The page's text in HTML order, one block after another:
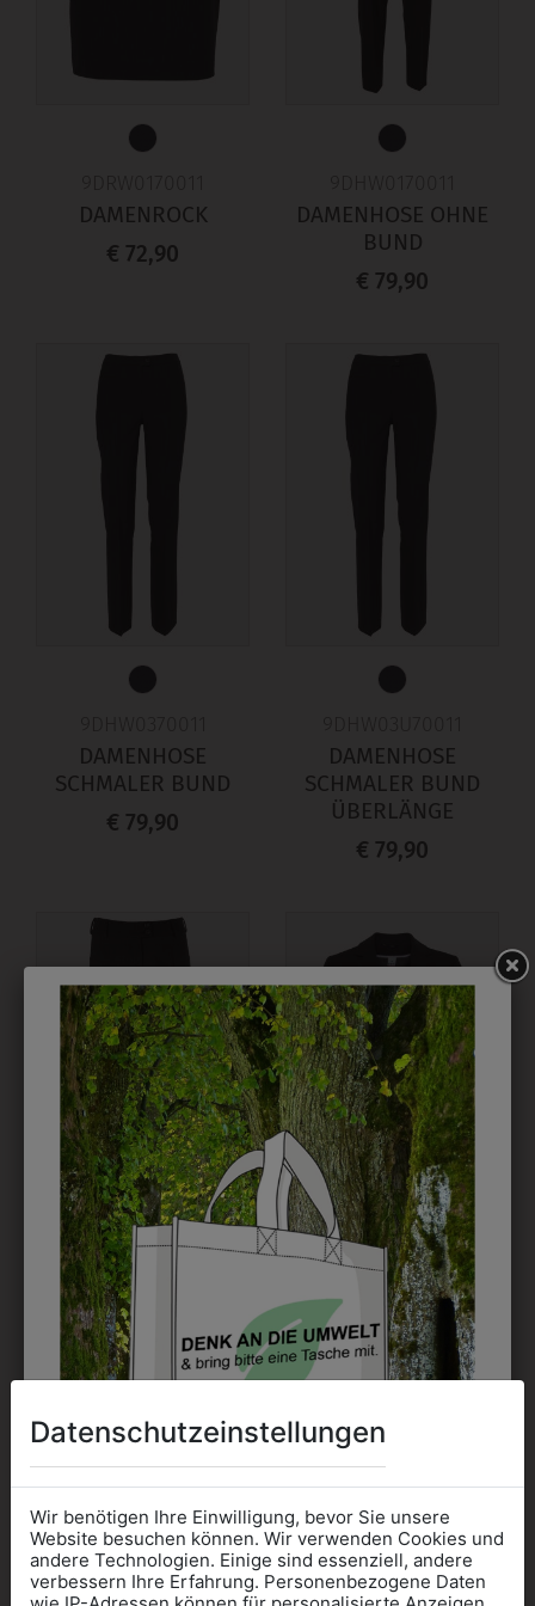
DAMENROCK
€ 72,90
DAMENHOSE OHNE
BUND
€ 79,90
DAMENHOSE
SCHMALER BUND
€ 79,90
DAMENHOSE
SCHMALER BUND
ÜBERLÄNGE
€ 79,90
9DHW1270011
DAMENHOSE MIT
BREITEM BUND
9DJW3070011
DAMENJACKE 2-
KNOPF
Datenschutzeinstellungen
Wir benötigen Ihre Einwilligung, bevor Sie unsere
Website besuchen können. Wir verwenden Cookies und
andere Technologien. Einige sind essenziell, andere
verbessern Ihre Erfahrung. Personenbezogene Daten